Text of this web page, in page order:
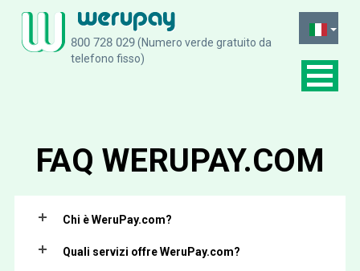
(Numero verde gratuito da
telefono fisso)
FAQ WERUPAY.COM
Chi è WeruPay.com?
Quali servizi offre WeruPay.com?